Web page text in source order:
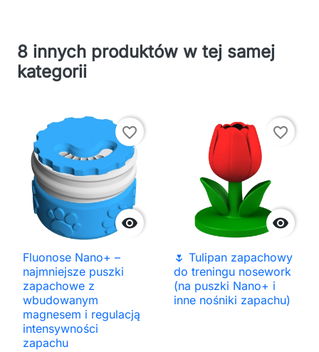
8 innych produktów w tej samej
kategorii

favorite_border
Fluonose Nano+ –
najmniejsze puszki
zapachowe z
wbudowanym
magnesem i regulacją
intensywności
zapachu

favorite_border
🌷 Tulipan zapachowy
do treningu nosework
(na puszki Nano+ i
inne nośniki zapachu)